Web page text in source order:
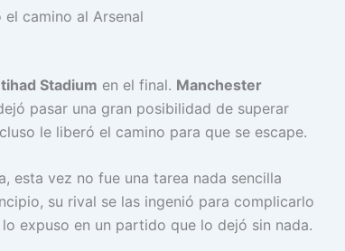
Stadium en el final. Manchester
pasar una gran posibilidad de superar
le liberó el camino para que se escape.
esta vez no fue una tarea nada sencilla
su rival se las ingenió para complicarlo
expuso en un partido que lo dejó sin nada.